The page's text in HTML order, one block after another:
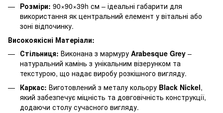
Розміри: 90×90×39h см – ідеальні габарити для
використання як центральний елемент у вітальні або
зоні відпочинку.
Високоякісні Матеріали:
Стільниця: Виконана з мармуру Arabesque Grey –
натуральний камінь з унікальним візерунком та
текстурою, що надає виробу розкішного вигляду.
Каркас: Виготовлений з металу кольору Black Nickel,
який забезпечує міцність та довговічність конструкції,
додаючи столу сучасного вигляду.